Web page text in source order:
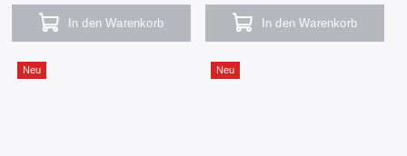
In den Warenkorb In den Warenkorb
Neu Neu